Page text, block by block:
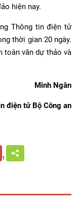
hiện nay.
Thông tin điện tử
thời gian 20 ngày.
toàn văn dự thảo và
Minh Ngân
điện tử Bộ Công an